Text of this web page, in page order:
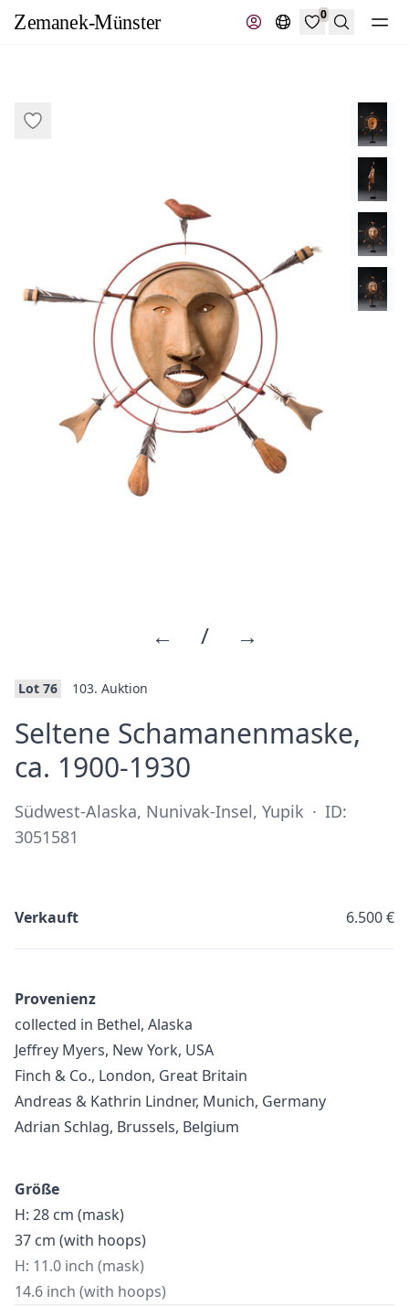
0
Suche
← / →
Lot 76 103. Auktion
Seltene Schamanenmaske,
ca. 1900-1930
Südwest-Alaska, Nunivak-Insel, Yupik · ID:
3051581
Verkauft 6.500 €
Provenienz
collected in Bethel, Alaska
Jeffrey Myers, New York, USA
Finch & Co., London, Great Britain
Andreas & Kathrin Lindner, Munich, Germany
Adrian Schlag, Brussels, Belgium
Größe
H: 28 cm (mask)
37 cm (with hoops)
H: 11.0 inch (mask)
14.6 inch (with hoops)